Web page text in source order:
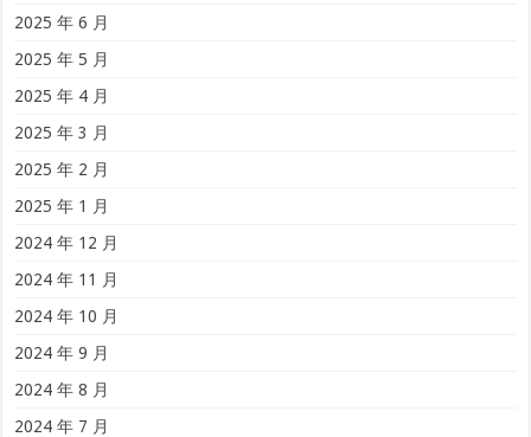
2025 年 6 月
2025 年 5 月
2025 年 4 月
2025 年 3 月
2025 年 2 月
2025 年 1 月
2024 年 12 月
2024 年 11 月
2024 年 10 月
2024 年 9 月
2024 年 8 月
2024 年 7 月